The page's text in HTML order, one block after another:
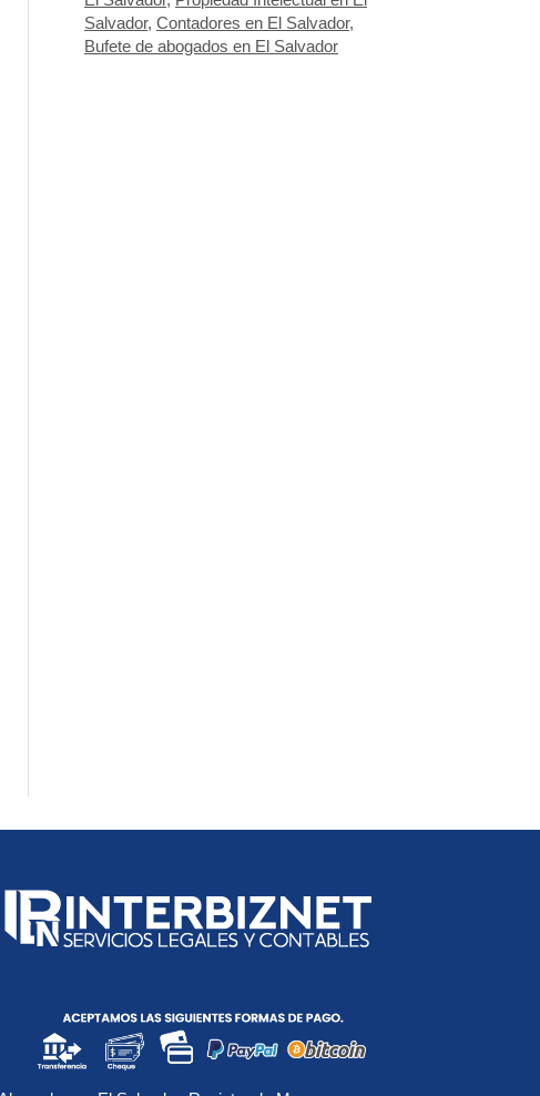
Salvador, Contadores en El Salvador,
Bufete de abogados en El Salvador